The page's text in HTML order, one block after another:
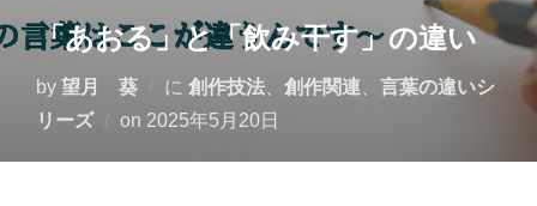
「あおる」と「飲み干す」の違い
by 望月 葵 に 創作技法 創作関連
言葉の違いシ
リーズ
on 投
2025年5月20日